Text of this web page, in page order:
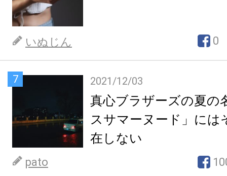
いぬじん 0
7 2021/12/03
真心ブラザーズの夏の
スサマーヌード」には
在しない
pato